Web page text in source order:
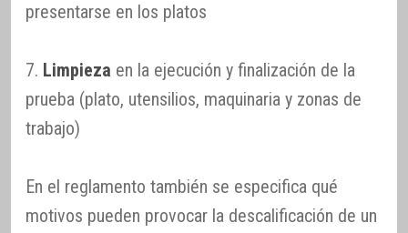
presentarse en los platos
7. Limpieza en la ejecución y finalización de la
prueba (plato, utensilios, maquinaria y zonas de
trabajo)
En el reglamento también se especifica qué
motivos pueden provocar la descalificación de un